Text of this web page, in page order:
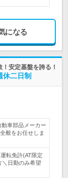
になる
安定基盤を誇る！
二日制
動車部品メーカー
般をお任せしま
転免許(AT限定
日勤のみ希望